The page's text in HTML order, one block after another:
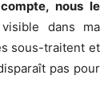
nous le
dans ma
sous-traitent et
pas pour